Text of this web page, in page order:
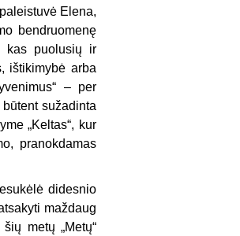
Elena,
bendruomenę
kas puolusių ir
ištikimybė arba
– per
sužadinta
„Keltas“, kur
pranokdamas
didesnio
maždaug
metų „Metų“